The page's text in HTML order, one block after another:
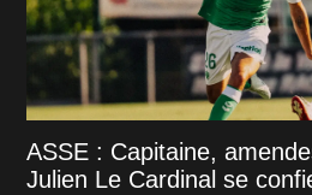
ASSE : Capitaine,
Julien Le Cardinal se